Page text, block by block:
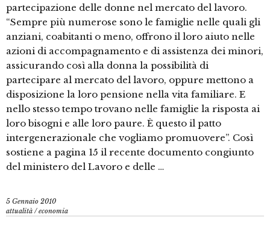
partecipazione delle donne nel mercato del lavoro.
“Sempre più numerose sono le famiglie nelle quali gli
anziani, coabitanti o meno, offrono il loro aiuto nelle
azioni di accompagnamento e di assistenza dei minori,
assicurando così alla donna la possibilità di
partecipare al mercato del lavoro, oppure mettono a
disposizione la loro pensione nella vita familiare. E
nello stesso tempo trovano nelle famiglie la risposta ai
loro bisogni e alle loro paure. È questo il patto
intergenerazionale che vogliamo promuovere”. Così
sostiene a pagina 15 il recente documento congiunto
del ministero del Lavoro e delle …
5 Gennaio 2010
attualità /economia